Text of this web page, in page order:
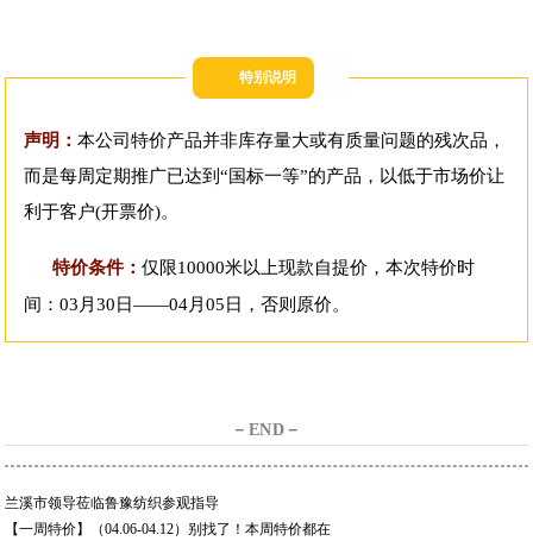
特别说明
声明：本公司特价产品并非库存量大或有质量问题的残次品，
而是每周定期推广已达到“国标一等”的产品，以低于市场价让
利于客户(开票价)。
特价条件：仅限10000米以上现款自提价，本次特价时
间：03月30日——04月05日，否则原价。
－END－
兰溪市领导莅临鲁豫纺织参观指导
【一周特价】（04.06-04.12）别找了！本周特价都在